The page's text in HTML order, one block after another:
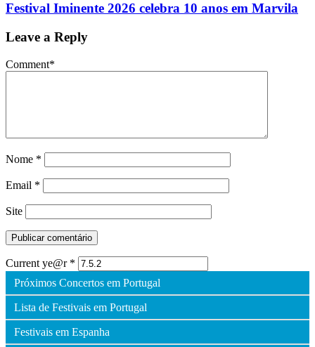
Festival Iminente 2026 celebra 10 anos em Marvila
Leave a Reply
Comment*
Nome *
Email *
Site
Current ye@r *
Próximos Concertos em Portugal
Lista de Festivais em Portugal
Festivais em Espanha